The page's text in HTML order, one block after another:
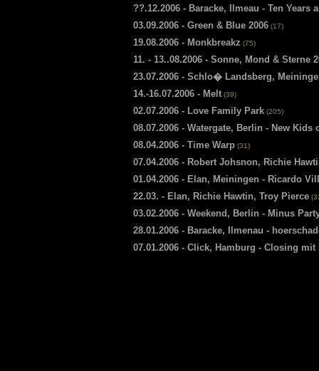
??.12.2006 - Baracke, Ilmeau - Ten Years
03.09.2006 - Green & Blue 2006 (17)
19.08.2006 - Monkbreakz (75)
11. - 13..08.2006 - Sonne, Mond & Sterne
23.07.2006 - Schlo� Landsberg,
14.-16.07.2006 - Melt (39)
02.07.2006 - Love Family Park (205)
08.07.2006 - Watergate, Berlin - New
08.04.2006 - Time Warp (31)
07.04.2006 - Robert Johsnon, Richie
01.04.2006 - Elan, Meiningen - Ricardo
22.03. - Elan, Richie Hawtin, Troy Pierce
03.02.2006 - Weekend, Berlin - Minus
28.01.2006 - Baracke, Ilmenau -
07.01.2006 - Click, Hamburg - Closing mit